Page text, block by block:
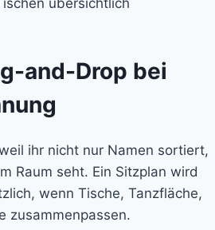
and-Drop bei
ihr nicht nur Namen sortiert,
Raum seht. Ein Sitzplan wird
wenn Tische, Tanzfläche,
zusammenpassen.